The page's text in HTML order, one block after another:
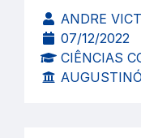
ANDRE
07/12/2022
CIÊNCIAS